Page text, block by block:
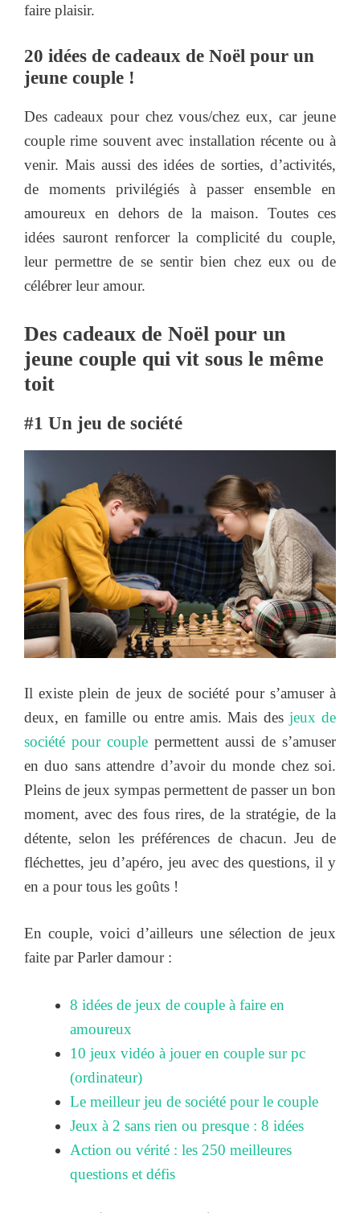
faire plaisir.
20 idées de cadeaux de Noël pour un
jeune couple !
Des cadeaux pour chez vous/chez eux, car jeune
couple rime souvent avec installation récente ou à
venir. Mais aussi des idées de sorties, d’activités,
de moments privilégiés à passer ensemble en
amoureux en dehors de la maison. Toutes ces
idées sauront renforcer la complicité du couple,
leur permettre de se sentir bien chez eux ou de
célébrer leur amour.
Des cadeaux de Noël pour un
jeune couple qui vit sous le même
toit
#1 Un jeu de société
Il existe plein de jeux de société pour s’amuser à
deux, en famille ou entre amis. Mais des jeux de
société pour couple permettent aussi de s’amuser
en duo sans attendre d’avoir du monde chez soi.
Pleins de jeux sympas permettent de passer un bon
moment, avec des fous rires, de la stratégie, de la
détente, selon les préférences de chacun. Jeu de
fléchettes, jeu d’apéro, jeu avec des questions, il y
en a pour tous les goûts !
En couple, voici d’ailleurs une sélection de jeux
faite par Parler damour :
8 idées de jeux de couple à faire en
amoureux
10 jeux vidéo à jouer en couple sur pc
(ordinateur)
Le meilleur jeu de société pour le couple
Jeux à 2 sans rien ou presque : 8 idées
Action ou vérité : les 250 meilleures
questions et défis